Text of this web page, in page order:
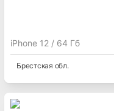
iPhone 12 / 64 Гб
Брестская обл.